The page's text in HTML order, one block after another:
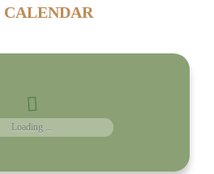
CALENDAR
Loading ...